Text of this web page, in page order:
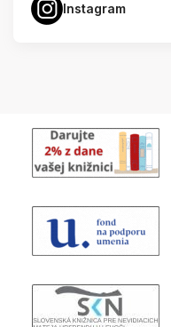
Instagram